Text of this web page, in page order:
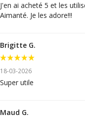
J'en ai acheté 5 et les
Aimanté. Je les adore!!!
Brigitte G.
18-03-2026
Super utile
Maud G.